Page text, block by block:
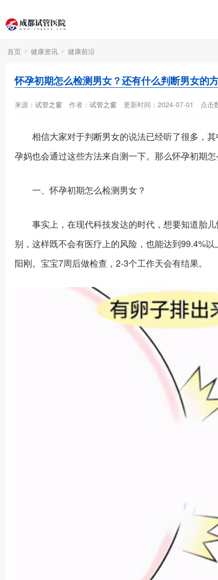
首页 健康资讯 健康前沿
怀孕初期怎么检测男女？还有什么判断男女的
来源： 试管之窗 作者： 试管之窗 更新时间：2024-07-01 点击
相信大家对于判断男女的说法已经听了很多，其
孕妈也会通过这些方法来自测一下。那么怀孕初期
一、怀孕初期怎么检测男女？
事实上，在现代科技发达的时代，想要知道胎儿
别，这样既不会有医疗上的风险，也能达到99.4%
阳刚。宝宝7周后做检查，2-3个工作天会有结果。